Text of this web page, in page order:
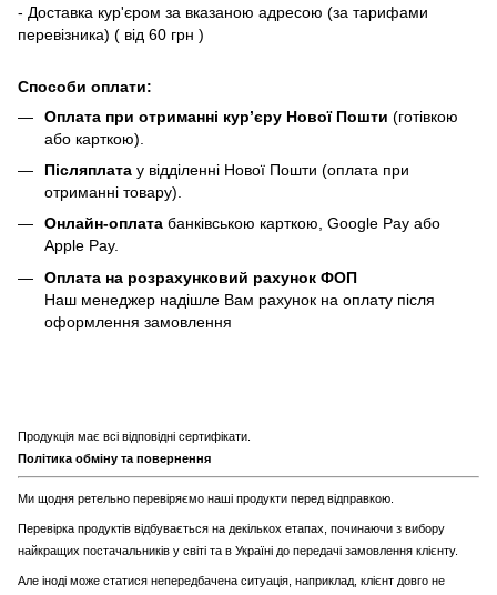
- Доставка кур'єром за вказаною адресою (за тарифами
перевізника) ( від 60 грн )
Способи оплати:
Оплата при отриманні кур’єру Нової Пошти (готівкою
або карткою).
Післяплата у відділенні Нової Пошти (оплата при
отриманні товару).
Онлайн-оплата банківською карткою, Google Pay або
Apple Pay.
Оплата на розрахунковий рахунок ФОП
Наш менеджер надішле Вам рахунок на оплату після
оформлення замовлення
Продукція має всі відповідні сертифікати.
Політика обміну та повернення
Ми щодня ретельно перевіряємо наші продукти перед відправкою.
Перевірка продуктів відбувається на декількох етапах, починаючи з вибору
найкращих постачальників у світі та в Україні до передачі замовлення клієнту.
Але іноді може статися непередбачена ситуація, наприклад, клієнт довго не